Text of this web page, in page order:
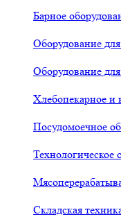
Барное
Оборудование
Оборудование
Хлебопекарное и
Посудомоечное
Технологическое
Складская